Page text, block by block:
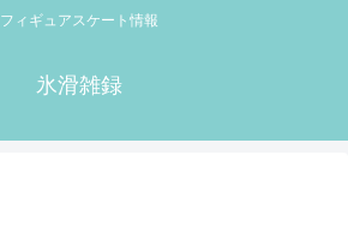
フィギュアスケート情報
氷滑雑録